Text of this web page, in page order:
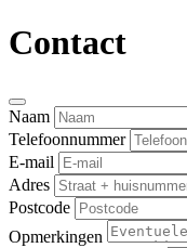
Contact
Naam
Telefoonnummer
E-mail
Adres
Postcode
Opmerkingen